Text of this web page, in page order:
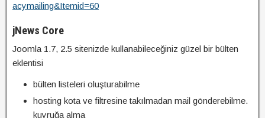
acymailing&Itemid=60
jNews Core
Joomla 1.7, 2.5 sitenizde kullanabileceğiniz güzel bir bülten
eklentisi
bülten listeleri oluşturabilme
hosting kota ve filtresine takılmadan mail gönderebilme.
kuyruğa alma